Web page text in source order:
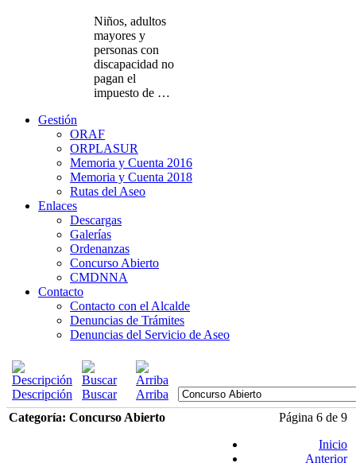
Niños, adultos
mayores y
personas con
discapacidad no
pagan el
impuesto de …
Gestión
ORAF
ORPLASUR
Memoria y Cuenta 2016
Memoria y Cuenta 2018
Rutas del Aseo
Enlaces
Descargas
Galerías
Ordenanzas
Concurso Abierto
CMDNNA
Contacto
Contacto con el Alcalde
Denuncias de Trámites
Denuncias del Servicio de Aseo
Descripción Buscar
Arriba
Categoría: Concurso Abierto
Página 6 de 9
Inicio
Anterior